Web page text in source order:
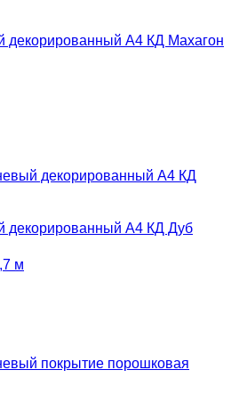
декорированный А4 КД Махагон
декорированный А4 КД Дуб